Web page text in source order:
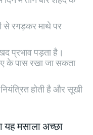
से रगड़कर माथे पर
प्रभाव पड़ता है।
के पास रखा जा सकता
होती है और सूखी
यह मसाला अच्छा